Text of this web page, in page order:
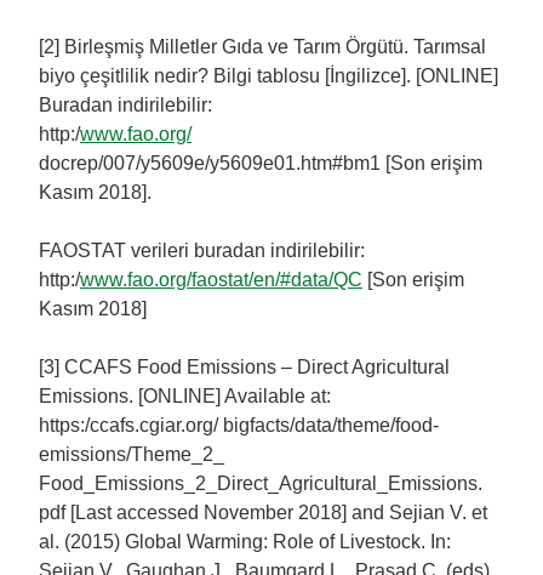
[2] Birleşmiş Milletler Gıda ve Tarım Örgütü. Tarımsal
biyo çeşitlilik nedir? Bilgi tablosu [İngilizce]. [ONLINE]
Buradan indirilebilir:
http:/www.fao.org/
docrep/007/y5609e/y5609e01.htm#bm1 [Son erişim
Kasım 2018].
FAOSTAT verileri buradan indirilebilir:
http:/www.fao.org/faostat/en/#data/QC [Son erişim
Kasım 2018]
[3] CCAFS Food Emissions – Direct Agricultural
Emissions. [ONLINE] Available at:
https:/ccafs.cgiar.org/ bigfacts/data/theme/food-
emissions/Theme_2_
Food_Emissions_2_Direct_Agricultural_Emissions.
pdf [Last accessed November 2018] and Sejian V. et
al. (2015) Global Warming: Role of Livestock. In:
Sejian V., Gaughan J., Baumgard L., Prasad C. (eds)